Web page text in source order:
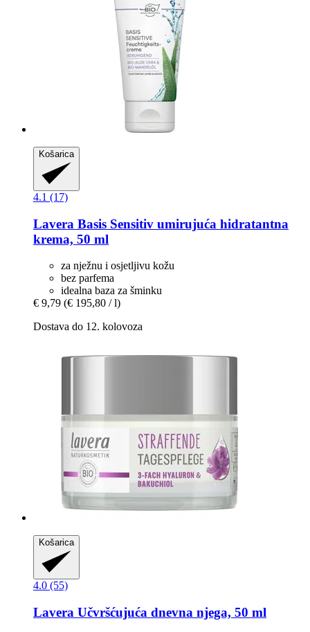
Košarica
4.1 (17)
Lavera Basis Sensitiv umirujuća hidratantna
krema, 50 ml
za nježnu i osjetljivu kožu
bez parfema
idealna baza za šminku
€ 9,79 (€ 195,80 / l)
Dostava do 12. kolovoza
Košarica
4.0 (55)
Lavera Učvršćujuća dnevna njega, 50 ml